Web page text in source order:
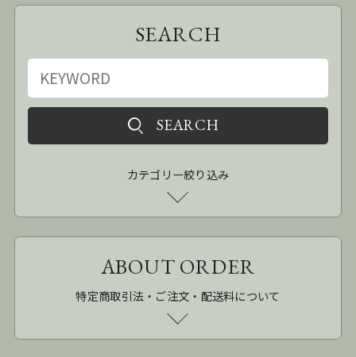
SEARCH
カテゴリー絞り込み
ABOUT ORDER
特定商取引法・ご注文・配送料について